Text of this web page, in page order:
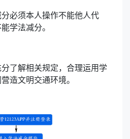
必须本人操作不能他人代
学法减分。
了解相关规定，合理运用学
造文明交通环境。